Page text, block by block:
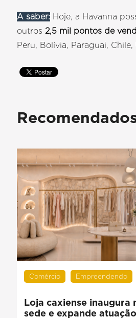
A saber: Hoje, a Havanna
outros 2,5 mil pontos de
Peru, Bolívia, Paraguai,
Comércio Empreendendo
Loja caxiense inaugura
sede e expande